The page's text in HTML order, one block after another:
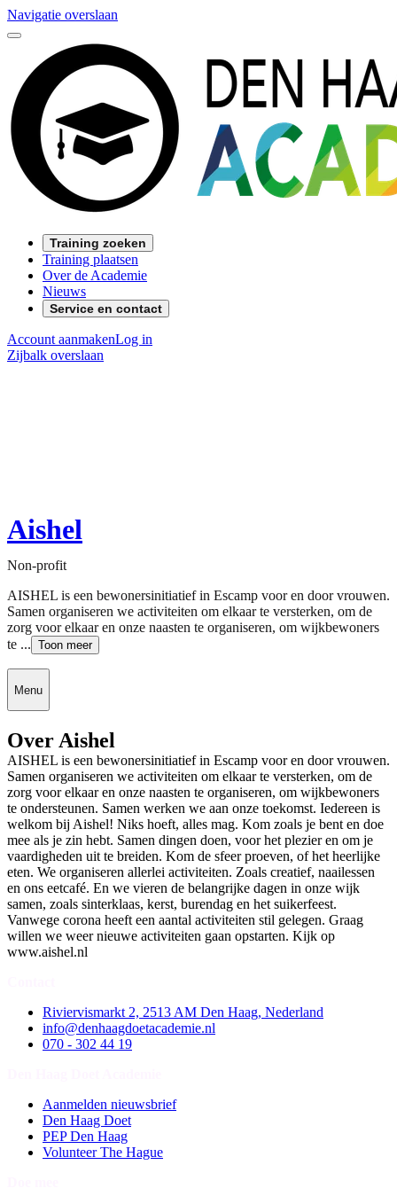
Navigatie overslaan
Training zoeken
Training plaatsen
Over de Academie
Nieuws
Service en contact
Account aanmakenLog in
Zijbalk overslaan
Aishel
Non-profit
AISHEL is een bewonersinitiatief in Escamp voor en door vrouwen.
Samen organiseren we activiteiten om elkaar te versterken, om de
zorg voor elkaar en onze naasten te organiseren, om wijkbewoners
te ... Toon meer
Menu
Over Aishel
AISHEL is een bewonersinitiatief in Escamp voor en door vrouwen.
Samen organiseren we activiteiten om elkaar te versterken, om de
zorg voor elkaar en onze naasten te organiseren, om wijkbewoners
te ondersteunen. Samen werken we aan onze toekomst. Iedereen is
welkom bij Aishel! Niks hoeft, alles mag. Kom zoals je bent en doe
mee als je zin hebt. Samen dingen doen, voor het plezier en om je
vaardigheden uit te breiden. Kom de sfeer proeven, of het heerlijke
eten. We organiseren allerlei activiteiten. Zoals creatief, naailessen
en ons eetcafé. En we vieren de belangrijke dagen in onze wijk
samen, zoals sinterklaas, kerst, burendag en het suikerfeest.
Vanwege corona heeft een aantal activiteiten stil gelegen. Graag
willen we weer nieuwe activiteiten gaan opstarten. Kijk op
www.aishel.nl
Riviervismarkt 2, 2513 AM Den Haag, Nederland
info@denhaagdoetacademie.nl
070 - 302 44 19
Aanmelden nieuwsbrief
Den Haag Doet
PEP Den Haag
Volunteer The Hague